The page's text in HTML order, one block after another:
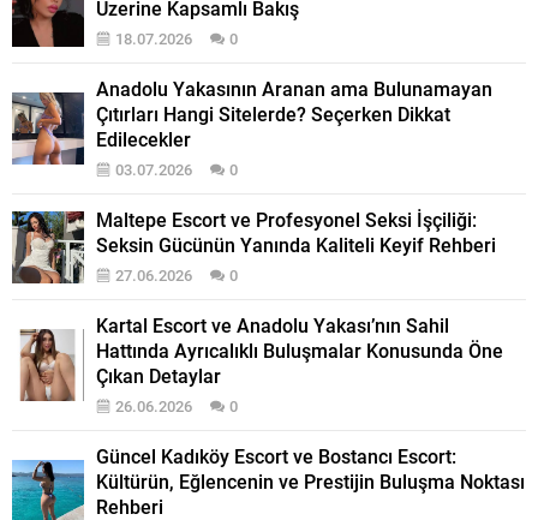
Üzerine Kapsamlı Bakış
18.07.2026 0
Anadolu Yakasının Aranan ama Bulunamayan
Çıtırları Hangi Sitelerde? Seçerken Dikkat
Edilecekler
03.07.2026 0
Maltepe Escort ve Profesyonel Seksi İşçiliği:
Seksin Gücünün Yanında Kaliteli Keyif Rehberi
27.06.2026 0
Kartal Escort ve Anadolu Yakası’nın Sahil
Hattında Ayrıcalıklı Buluşmalar Konusunda Öne
Çıkan Detaylar
26.06.2026 0
Güncel Kadıköy Escort ve Bostancı Escort:
Kültürün, Eğlencenin ve Prestijin Buluşma Noktası
Rehberi